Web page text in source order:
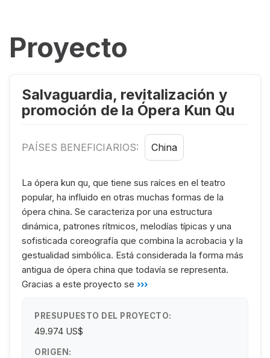
Proyecto
Salvaguardia, revitalización y
promoción de la Ópera Kun Qu
PAÍSES BENEFICIARIOS: China
La ópera kun qu, que tiene sus raíces en el teatro
popular, ha influido en otras muchas formas de la
ópera china. Se caracteriza por una estructura
dinámica, patrones rítmicos, melodías típicas y una
sofisticada coreografía que combina la acrobacia y la
gestualidad simbólica. Está considerada la forma más
antigua de ópera china que todavía se representa.
Gracias a este proyecto se ›››
PRESUPUESTO DEL PROYECTO:
49.974 US$
ORIGEN: